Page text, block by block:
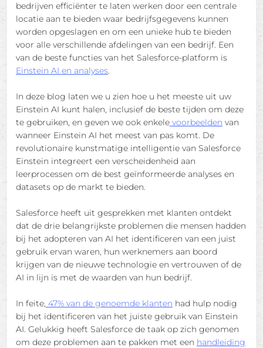
bedrijven efficiënter te laten werken door een centrale
locatie aan te bieden waar bedrijfsgegevens kunnen
worden opgeslagen en om een ​​unieke hub te bieden
voor alle verschillende afdelingen van een bedrijf. Een
van de beste functies van het Salesforce-platform is
Einstein AI en analyses.
In deze blog laten we u zien hoe u het meeste uit uw
Einstein AI kunt halen, inclusief de beste tijden om deze
te gebruiken, en geven we ook enkele voorbeelden van
wanneer Einstein AI het meest van pas komt. De
revolutionaire kunstmatige intelligentie van Salesforce
Einstein integreert een verscheidenheid aan
leerprocessen om de best geïnformeerde analyses en
datasets op de markt te bieden.
Salesforce heeft uit gesprekken met klanten ontdekt
dat de drie belangrijkste problemen die mensen hadden
bij het adopteren van AI het identificeren van een juist
gebruik ervan waren, hun werknemers aan boord
krijgen van de nieuwe technologie en vertrouwen of de
AI in lijn is met de waarden van hun bedrijf.
In feite, 47% van de genoemde klanten had hulp nodig
bij het identificeren van het juiste gebruik van Einstein
AI. Gelukkig heeft Salesforce de taak op zich genomen
om deze problemen aan te pakken met een handleiding